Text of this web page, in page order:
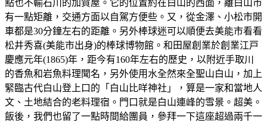
點也不輸石川的加賀屋。它的位置約在白山的西面，離白山市
有一點矩離，交通方面以自駕方便些。又，從金澤、小松市開
車都是30分鐘左右的距離。另外棒球迷可以順便去美能市看看
松井秀喜(美能市出身)的棒球博物館。和田屋創業於創業江戸
慶應元年(1865)年，距今有160年左右的歷史，以附近手取川
的香魚和岩魚料理聞名，另外使用水全然來全聖山白山，加上
緊臨古代白山登上口的「白山比咩神社」，算是一家和當地人
文、土地結合的老料理宿。門口就是白山連峰的雪景。超美。
飯後，我們也留了一點時間給團員，參拜一下這座超過兩千一